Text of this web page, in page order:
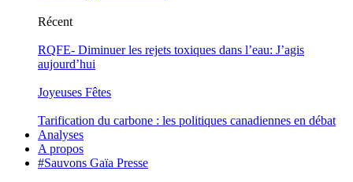
Récent
RQFE- Diminuer les rejets toxiques dans l’eau: J’agis
aujourd’hui
Joyeuses Fêtes
Tarification du carbone : les politiques canadiennes en débat
Analyses
A propos
#Sauvons Gaïa Presse